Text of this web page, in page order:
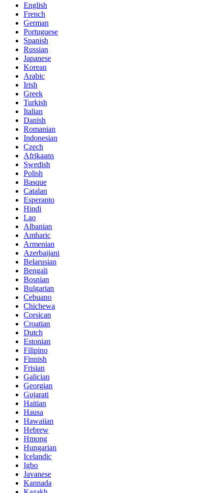
English
French
German
Portuguese
Spanish
Russian
Japanese
Korean
Arabic
Irish
Greek
Turkish
Italian
Danish
Romanian
Indonesian
Czech
Afrikaans
Swedish
Polish
Basque
Catalan
Esperanto
Hindi
Lao
Albanian
Amharic
Armenian
Azerbaijani
Belarusian
Bengali
Bosnian
Bulgarian
Cebuano
Chichewa
Corsican
Croatian
Dutch
Estonian
Filipino
Finnish
Frisian
Galician
Georgian
Gujarati
Haitian
Hausa
Hawaiian
Hebrew
Hmong
Hungarian
Icelandic
Igbo
Javanese
Kannada